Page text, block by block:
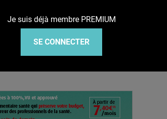
l’avance
Je suis déjà membre PREMIUM
SE CONNECTER